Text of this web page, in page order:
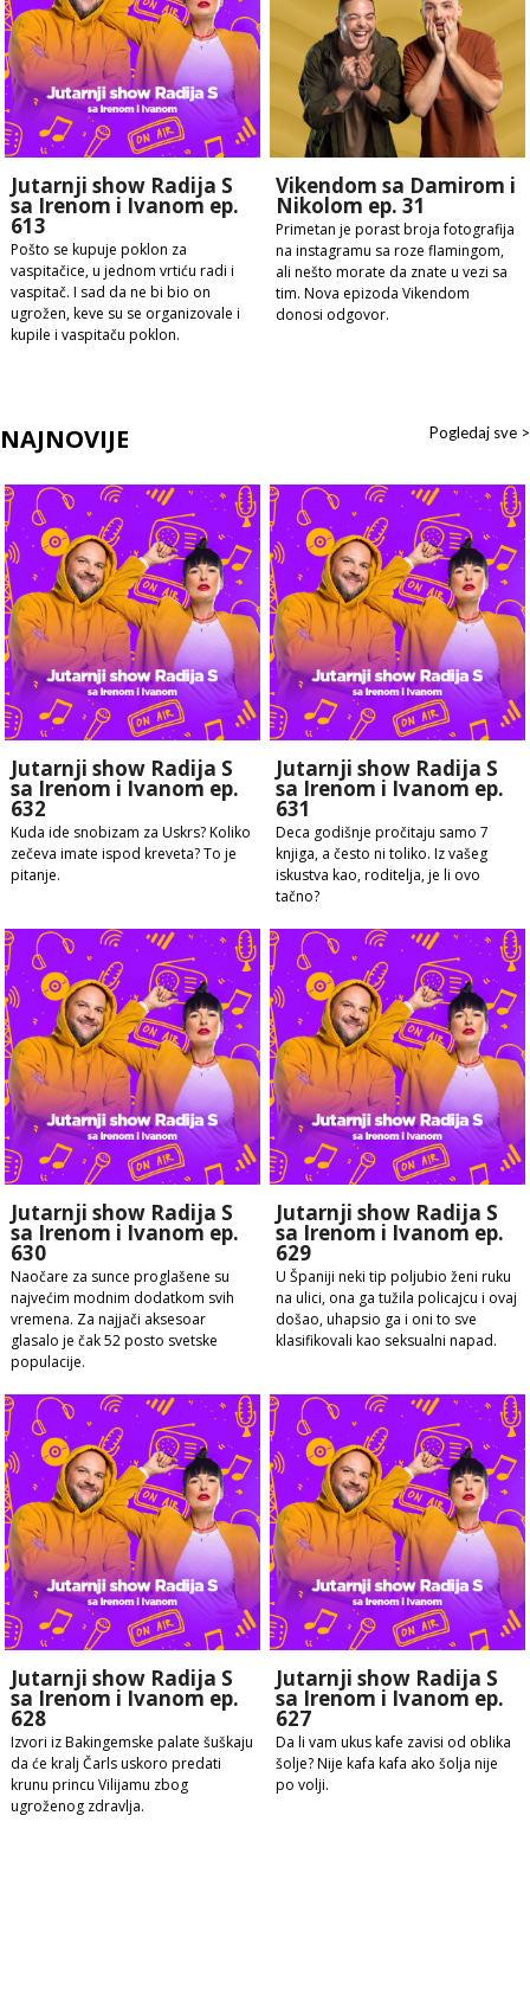
Jutarnji show Radija S
sa Irenom i Ivanom ep.
613
Pošto se kupuje poklon za
vaspitačice, u jednom vrtiću radi i
vaspitač. I sad da ne bi bio on
ugrožen, keve su se organizovale i
kupile i vaspitaču poklon.
Vikendom sa Damirom i
Nikolom ep. 31
Primetan je porast broja fotografija
na instagramu sa roze flamingom,
ali nešto morate da znate u vezi sa
tim. Nova epizoda Vikendom
donosi odgovor.
NAJNOVIJE Pogledaj sve >
Jutarnji show Radija S
sa Irenom i Ivanom ep.
632
Kuda ide snobizam za Uskrs? Koliko
zečeva imate ispod kreveta? To je
pitanje.
Jutarnji show Radija S
sa Irenom i Ivanom ep.
631
Deca godišnje pročitaju samo 7
knjiga, a često ni toliko. Iz vašeg
iskustva kao, roditelja, je li ovo
tačno?
Jutarnji show Radija S
sa Irenom i Ivanom ep.
630
Naočare za sunce proglašene su
najvećim modnim dodatkom svih
vremena. Za najjači aksesoar
glasalo je čak 52 posto svetske
populacije.
Jutarnji show Radija S
sa Irenom i Ivanom ep.
629
U Španiji neki tip poljubio ženi ruku
na ulici, ona ga tužila policajcu i ovaj
došao, uhapsio ga i oni to sve
klasifikovali kao seksualni napad.
Jutarnji show Radija S
sa Irenom i Ivanom ep.
628
Izvori iz Bakingemske palate šuškaju
da će kralj Čarls uskoro predati
krunu princu Vilijamu zbog
ugroženog zdravlja.
Jutarnji show Radija S
sa Irenom i Ivanom ep.
627
Da li vam ukus kafe zavisi od oblika
šolje? Nije kafa kafa ako šolja nije
po volji.